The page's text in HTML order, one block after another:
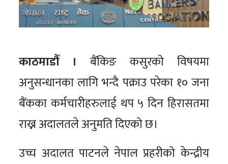
काठमाडौँ । बैंकिङ कसुरको विषयमा
अनुसन्धानका लागि भन्दै पक्राउ परेका १० जना
बैंकका कर्मचारीहरुलाई थप ५ दिन हिरासतमा
राख्न अदालतले अनुमति दिएको छ।
उच्च अदालत पाटनले नेपाल प्रहरीको केन्द्रीय